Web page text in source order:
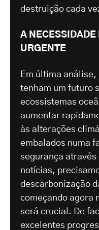
destruição cada
A NECESSIDADE
URGENTE
Em última
tenham um futuro
ecossistemas
aumentar
às alterações
embalados numa
segurança através
notícias,
descarbonização
começando agora
será crucial. De
excelentes